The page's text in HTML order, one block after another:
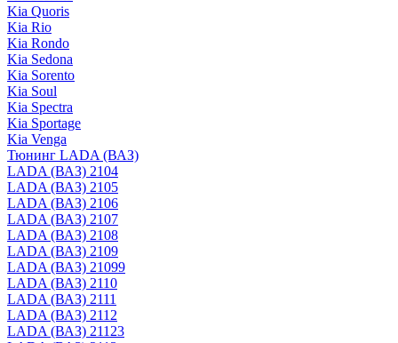
Kia Quoris
Kia Rio
Kia Rondo
Kia Sedona
Kia Sorento
Kia Soul
Kia Spectra
Kia Sportage
Kia Venga
Тюнинг LADA (ВАЗ)
LADA (ВАЗ) 2104
LADA (ВАЗ) 2105
LADA (ВАЗ) 2106
LADA (ВАЗ) 2107
LADA (ВАЗ) 2108
LADA (ВАЗ) 2109
LADA (ВАЗ) 21099
LADA (ВАЗ) 2110
LADA (ВАЗ) 2111
LADA (ВАЗ) 2112
LADA (ВАЗ) 21123